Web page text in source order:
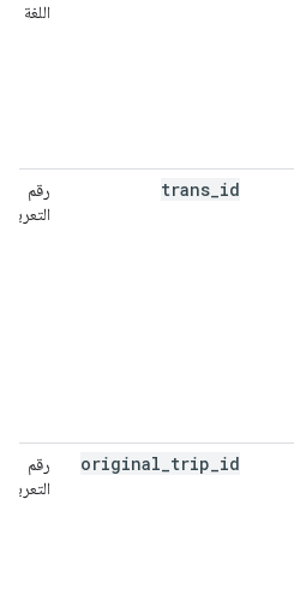
اللغة
trans id
رقم
التعريف
original trip id
رقم
التعريف